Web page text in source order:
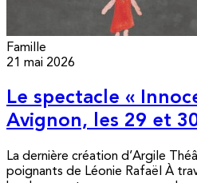
Famille
21 mai 2026
Le spectacle «
Avignon, les 29 et
La dernière création d’Argile
poignants de Léonie Rafaël À